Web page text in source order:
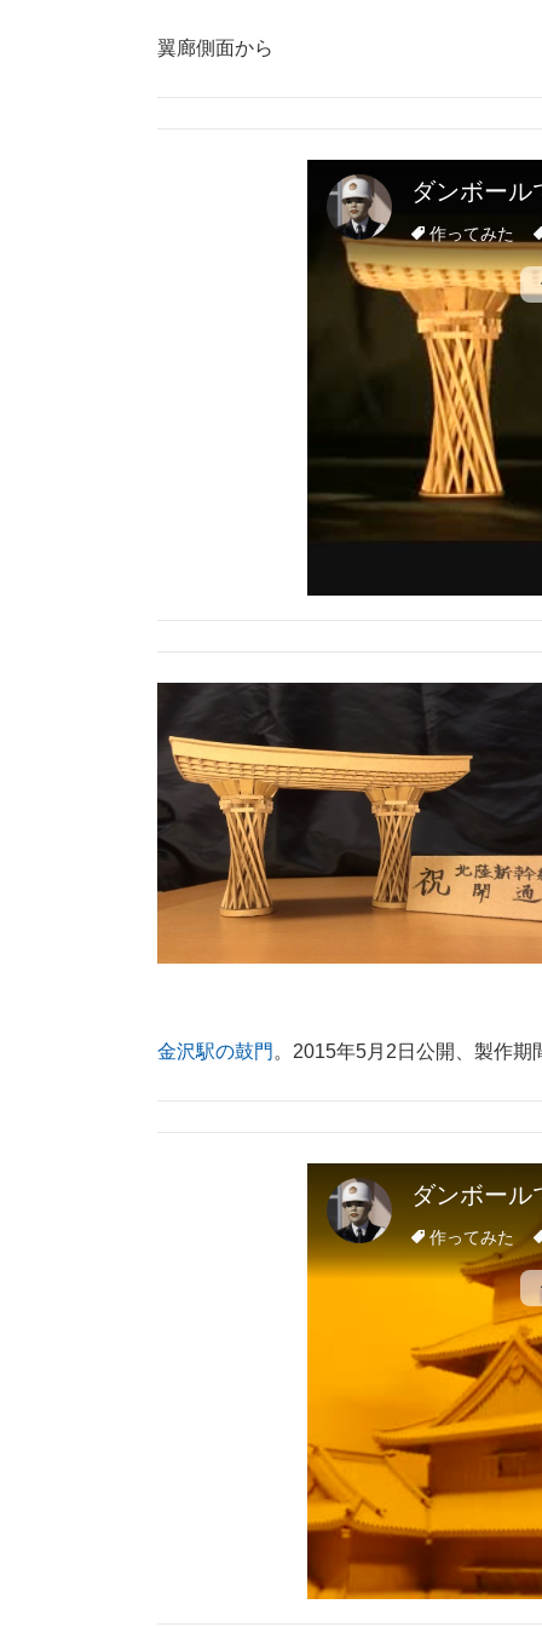
翼廊側面から
金沢駅の鼓門 。2015年5月2日公開、製作期